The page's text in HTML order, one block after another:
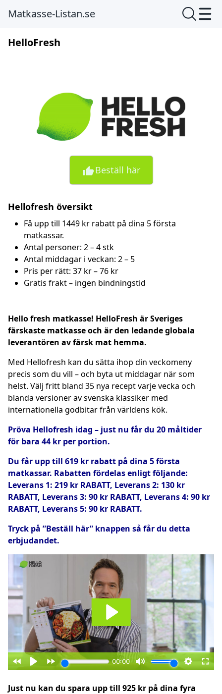
Matkasse-Listan.se
HelloFresh
Hello fresh matkasse! HelloFresh är Sveriges
färskaste matkasse och är den ledande globala
leverantören av färsk mat hemma.
Med Hellofresh kan du sätta ihop din veckomeny
precis som du vill – och byta ut middagar när som
helst. Välj fritt bland 35 nya recept varje vecka och
blanda versioner av svenska klassiker med
internationella godbitar från världens kök.
Pröva Hellofresh idag – just nu får du 20 måltider
för bara 44 kr per portion.
Du får upp till 619 kr rabatt på dina 5 första
matkassar. Rabatten fördelas enligt följande:
Leverans 1: 219 kr RABATT, Leverans 2: 130 kr
RABATT, Leverans 3: 90 kr RABATT, Leverans 4: 90 kr
RABATT, Leverans 5: 90 kr RABATT.
Tryck på ”Beställ här” knappen så får du detta
erbjudandet.
Just nu kan du spara upp till 925 kr på dina fyra
Beställ här
Hellofresh översikt
Få upp till 1449 kr rabatt på dina 5 första
matkassar.
Antal personer: 2 – 4 stk
Antal middagar i veckan: 2 – 5
Pris per rätt: 37 kr – 76 kr
Gratis frakt – ingen bindningstid